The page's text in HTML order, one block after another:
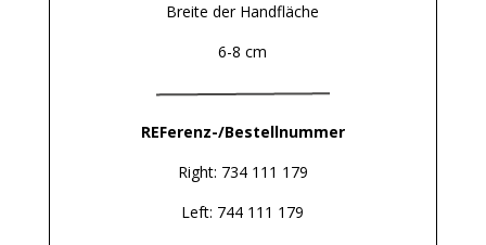
Breite der Handfläche
6-8 cm
REFerenz-/Bestellnummer
Right: 734 111 179
Left: 744 111 179